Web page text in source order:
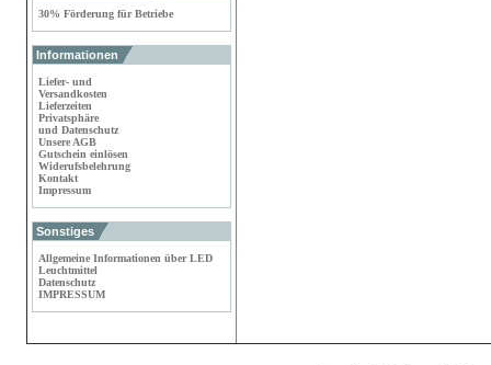
30% Förderung für Betriebe
Informationen
Liefer- und
Versandkosten
Lieferzeiten
Privatsphäre
und Datenschutz
Unsere AGB
Gutschein einlösen
Widerufsbelehrung
Kontakt
Impressum
Sonstiges
Allgemeine Informationen über LED
Leuchtmittel
Datenschutz
IMPRESSUM